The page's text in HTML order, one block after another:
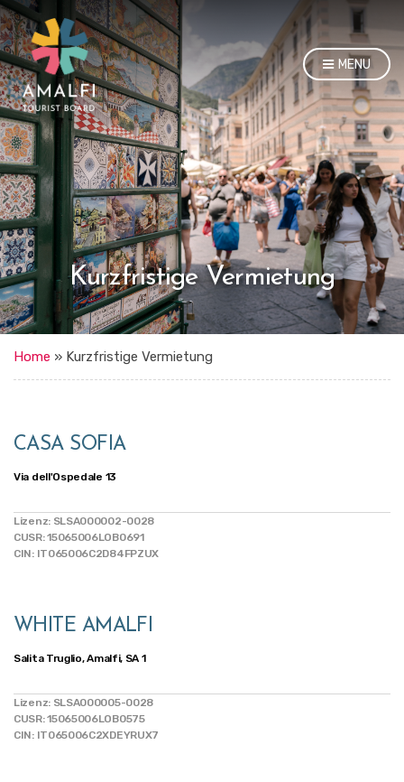
MENU
Kurzfristige Vermietung
Home » Kurzfristige Vermietung
CASA SOFIA
Via dell'Ospedale 13
Lizenz: SLSA000002-0028
CUSR: 15065006LOB0691
CIN: IT065006C2D84FPZUX
WHITE AMALFI
Salita Truglio, Amalfi, SA 1
Lizenz: SLSA000005-0028
CUSR: 15065006LOB0575
CIN: IT065006C2XDEYRUX7